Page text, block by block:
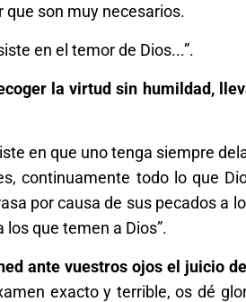
que son muy necesarios.
en el temor de Dios...”.
la virtud sin humildad,
en que uno tenga siempre
continuamente todo lo que
por causa de sus pecados a
que temen a Dios”.
ante vuestros ojos el juicio
exacto y terrible, os dé